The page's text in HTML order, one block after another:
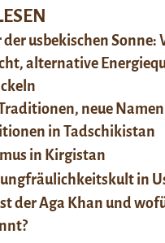
usbekischen Sonne:
alternative
neue
in Tadschikistan
in Kirgistan
in
der Aga Khan und